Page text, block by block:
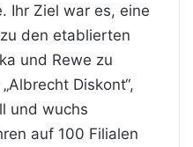
Ihr Ziel war es, eine
den etablierten
und Rewe zu
Diskont“,
und wuchs
auf 100 Filialen